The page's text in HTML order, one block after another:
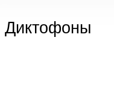
Диктофоны